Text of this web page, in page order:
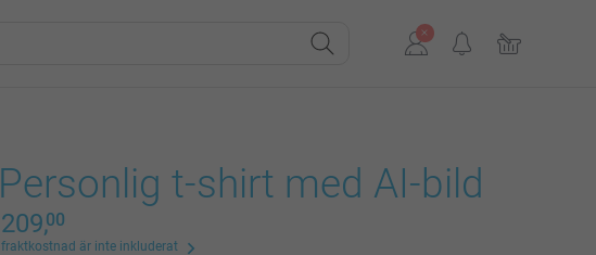
Personlig t-shirt med AI-bild
209,00
fraktkostnad är inte inkluderat